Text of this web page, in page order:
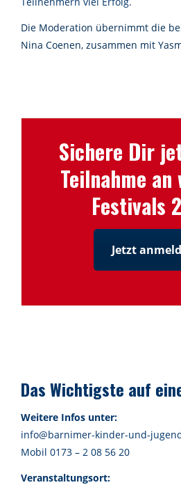
Die Moderation übernimmt die
Nina Coenen, zusammen mit
Sichere Dir
Teilnahme
Festivals
Jetzt
Das Wichtigste auf
Weitere Infos unter:
info@barnimer-kinder-und-
Mobil 0173 – 2 08 56 20
Veranstaltungsort: